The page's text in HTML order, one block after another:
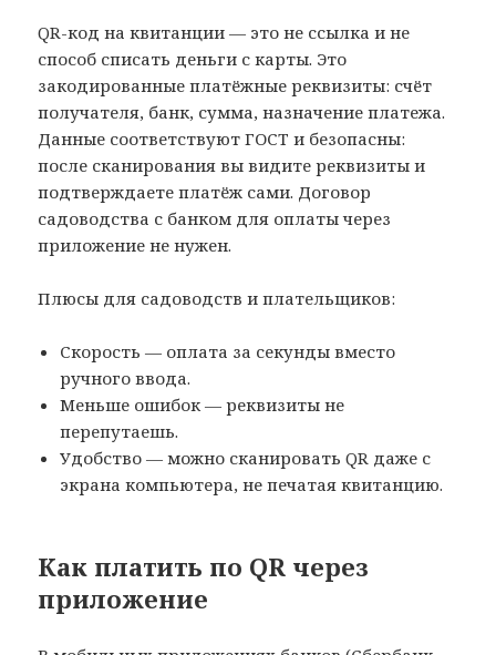
QR-код на квитанции — это не ссылка и не
способ списать деньги с карты. Это
закодированные платёжные реквизиты: счёт
получателя, банк, сумма, назначение платежа.
Данные соответствуют ГОСТ и безопасны:
после сканирования вы видите реквизиты и
подтверждаете платёж сами. Договор
садоводства с банком для оплаты через
приложение не нужен.
Плюсы для садоводств и плательщиков:
Скорость — оплата за секунды вместо
ручного ввода.
Меньше ошибок — реквизиты не
перепутаешь.
Удобство — можно сканировать QR даже с
экрана компьютера, не печатая квитанцию.
Как платить по QR через
приложение